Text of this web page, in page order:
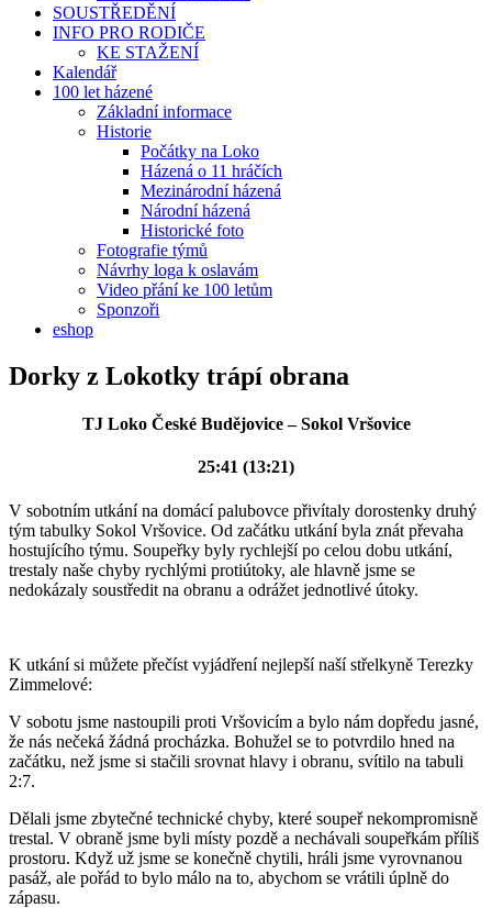
SOUSTŘEDĚNÍ
INFO PRO RODIČE
KE STAŽENÍ
Kalendář
100 let házené
Základní informace
Historie
Počátky na Loko
Házená o 11 hráčích
Mezinárodní házená
Národní házená
Historické foto
Fotografie týmů
Návrhy loga k oslavám
Video přání ke 100 letům
Sponzoři
eshop
Dorky z Lokotky trápí obrana
TJ Loko České Budějovice – Sokol Vršovice
25:41 (13:21)
V sobotním utkání na domácí palubovce přivítaly dorostenky druhý
tým tabulky Sokol Vršovice. Od začátku utkání byla znát převaha
hostujícího týmu. Soupeřky byly rychlejší po celou dobu utkání,
trestaly naše chyby rychlými protiútoky, ale hlavně jsme se
nedokázaly soustředit na obranu a odrážet jednotlivé útoky.
K utkání si můžete přečíst vyjádření nejlepší naší střelkyně Terezky
Zimmelové:
V sobotu jsme nastoupili proti Vršovicím a bylo nám dopředu jasné,
že nás nečeká žádná procházka. Bohužel se to potvrdilo hned na
začátku, než jsme si stačili srovnat hlavy i obranu, svítilo na tabuli
2:7.
Dělali jsme zbytečné technické chyby, které soupeř nekompromisně
trestal. V obraně jsme byli místy pozdě a nechávali soupeřkám příliš
prostoru. Když už jsme se konečně chytili, hráli jsme vyrovnanou
pasáž, ale pořád to bylo málo na to, abychom se vrátili úplně do
zápasu.